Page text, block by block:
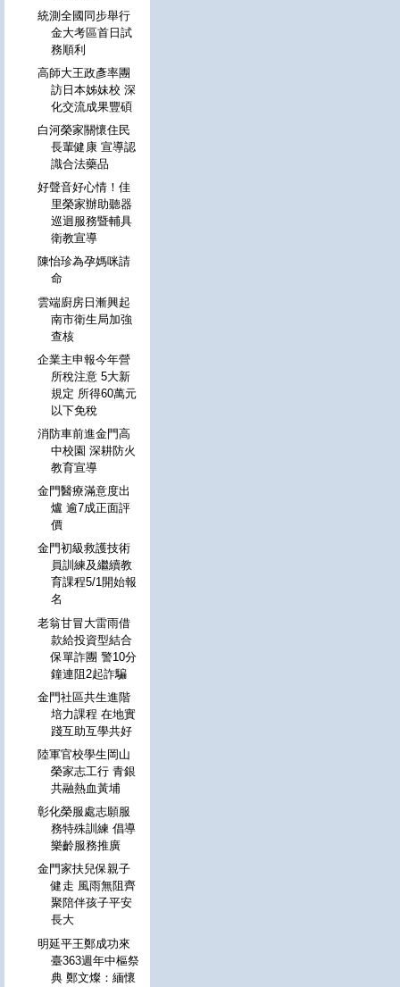
統測全國同步舉行
金大考區首日試
務順利
高師大王政彥率團
訪日本姊妹校 深
化交流成果豐碩
白河榮家關懷住民
長輩健康 宣導認
識合法藥品
好聲音好心情！佳
里榮家辦助聽器
巡迴服務暨輔具
衛教宣導
陳怡珍為孕媽咪請
命
雲端廚房日漸興起
南市衛生局加強
查核
企業主申報今年營
所稅注意 5大新
規定 所得60萬元
以下免稅
消防車前進金門高
中校園 深耕防火
教育宣導
金門醫療滿意度出
爐 逾7成正面評
價
金門初級救護技術
員訓練及繼續教
育課程5/1開始報
名
老翁甘冒大雷雨借
款給投資型結合
保單詐團 警10分
鐘連阻2起詐騙
金門社區共生進階
培力課程 在地實
踐互助互學共好
陸軍官校學生岡山
榮家志工行 青銀
共融熱血黃埔
彰化榮服處志願服
務特殊訓練 倡導
樂齡服務推廣
金門家扶兒保親子
健走 風雨無阻齊
聚陪伴孩子平安
長大
明延平王鄭成功來
臺363週年中樞祭
典 鄭文燦：緬懷